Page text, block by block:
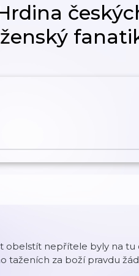
obelstít nepřítele byly na
taženích za boží pravdu